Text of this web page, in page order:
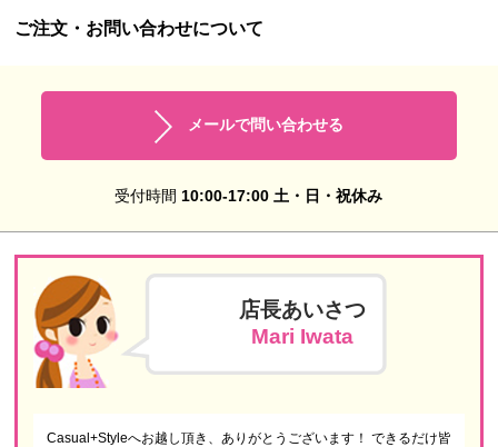
ご注文・お問い合わせについて
メールで問い合わせる
受付時間 10:00-17:00 土・日・祝休み
店長あいさつ
Mari Iwata
Casual+Styleへお越し頂き、ありがとうございます！ できるだけ皆